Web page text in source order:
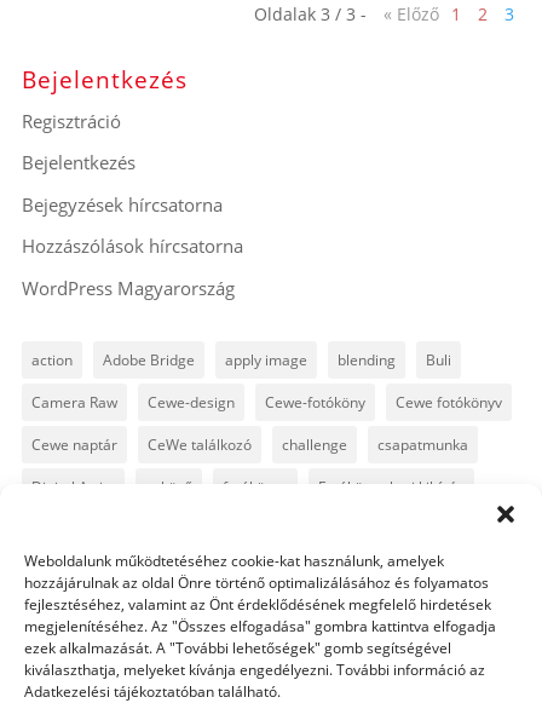
Weboldalunk működtetéséhez cookie-kat használunk, amelyek
hozzájárulnak az oldal Önre történő optimalizálásához és folyamatos
fejlesztéséhez, valamint az Önt érdeklődésének megfelelő hirdetések
megjelenítéséhez. Az "Összes elfogadása" gombra kattintva elfogadja
ezek alkalmazását. A "További lehetőségek" gomb segítségével
kiválaszthatja, melyeket kívánja engedélyezni. További információ az
Adatkezelési tájékoztatóban található.
Oldalak 3 / 3 - « Előző 1 2 3
Bejelentkezés
Regisztráció
Bejelentkezés
Bejegyzések hírcsatorna
Hozzászólások hírcsatorna
WordPress Magyarország
action Adobe Bridge apply image blending Buli
Camera Raw Cewe-design Cewe-fotóköny Cewe fotókönyv
Cewe naptár CeWe találkozó challenge csapatmunka
Digital Artist esküvő fotókönyv Fotókönyv heti kihívás
karácsony
Levin Lightroom Mintakönyv naptár path
Photoshop Photoshop alapok Photoshop CC
Photoshop tippek Photoshop tippek, trükkök Postworkshop
PS pluginok Quickpage retusálás